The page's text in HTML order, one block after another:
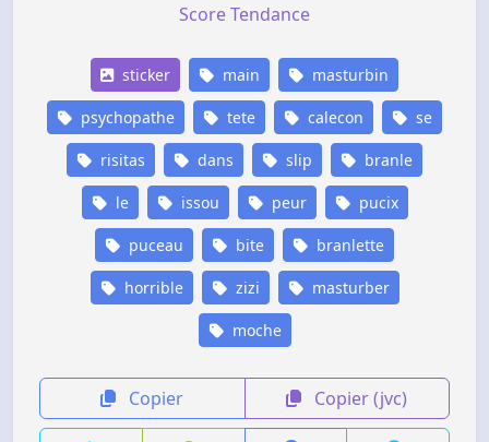
Score Tendance
sticker main masturbin
psychopathe tete calecon se
risitas dans slip branle
le issou peur pucix
puceau bite branlette
horrible zizi masturber
moche
Copier Copier (jvc)